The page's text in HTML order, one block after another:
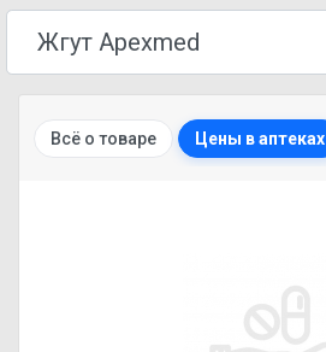
Всё о товаре Цены в аптеках